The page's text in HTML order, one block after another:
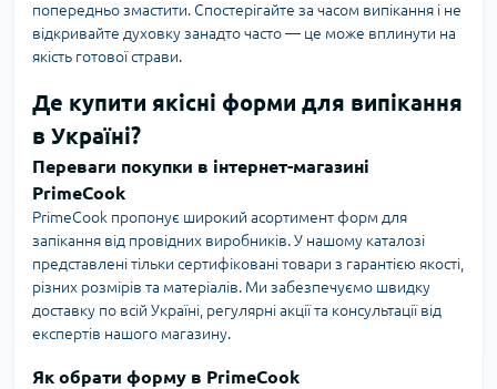
попередньо змастити. Спостерігайте за часом випікання і не
відкривайте духовку занадто часто — це може вплинути на
якість готової страви.
Де купити якісні форми для випікання
в Україні?
Переваги покупки в інтернет-магазині
PrimeCook
PrimeCook пропонує широкий асортимент форм для
запікання від провідних виробників. У нашому каталозі
представлені тільки сертифіковані товари з гарантією якості,
різних розмірів та матеріалів. Ми забезпечуємо швидку
доставку по всій Україні, регулярні акції та консультації від
експертів нашого магазину.
Як обрати форму в PrimeCook